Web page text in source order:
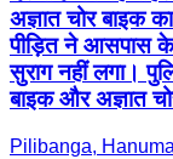
अज्ञात चोर बाइक
पीड़ित ने आसपास के
सुराग नहीं लगा।
बाइक और अज्ञात
Pilibanga,